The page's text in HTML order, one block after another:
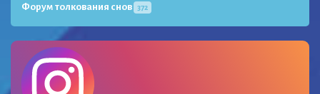
Форум толкования снов 372